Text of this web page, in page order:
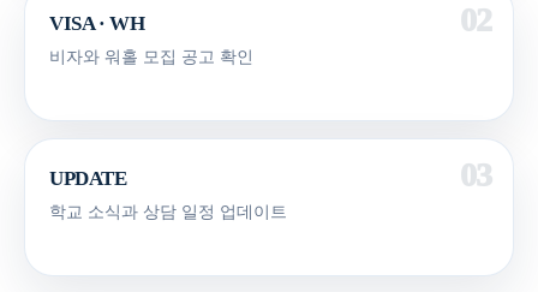
VISA · WH
비자와 워홀 모집 공고 확인
UPDATE
학교 소식과 상담 일정 업데이트